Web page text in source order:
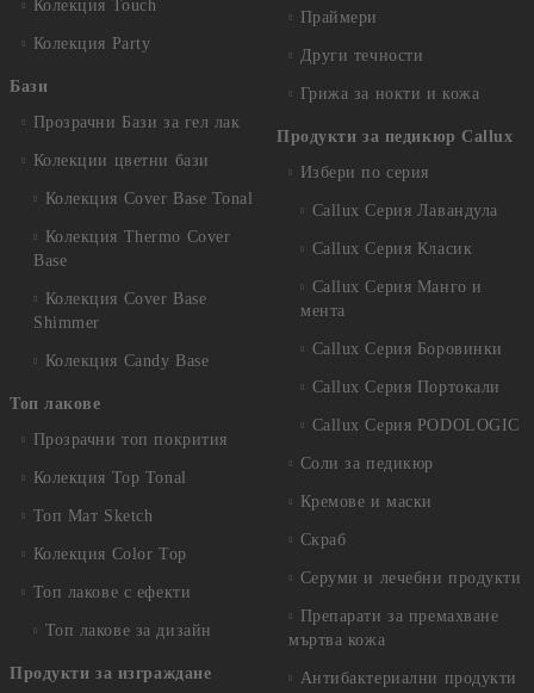
Колекция Touch
Колекция Party
Бази
Прозрачни Бази за гел лак
Колекции цветни бази
Колекция Cover Base Tonal
Колекция Thermo Cover
Base
Колекция Cover Base
Shimmer
Колекция Candy Base
Топ лакове
Прозрачни топ покрития
Колекция Top Tonal
Топ Мат Sketch
Колекция Color Top
Топ лакове с ефекти
Топ лакове за дизайн
Продукти за изграждане
Праймери
Други течности
Грижа за нокти и кожа
Продукти за педикюр Callux
Избери по серия
Callux Серия Лавандула
Callux Серия Класик
Callux Серия Манго и
мента
Callux Серия Боровинки
Callux Серия Портокали
Callux Серия PODOLOGIC
Соли за педикюр
Кремове и маски
Скраб
Серуми и лечебни продукти
Препарати за премахване
мъртва кожа
Антибактериални продукти